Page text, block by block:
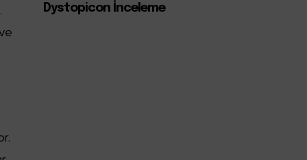
Dystopicon İnceleme